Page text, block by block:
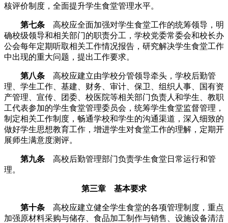
核评价制度，全面提升学生食堂管理水平。
第七条 高校应全面加强对学生食堂工作的统筹领导，明
确校级领导和相关部门的职责分工，学校党委常委会和校长办
公会每年定期听取相关工作情况报告，研究解决学生食堂工作
中出现的重大问题，提出工作要求。
第八条 高校应建立由学校分管领导牵头，学校后勤管
理、学生工作、基建、财务、审计、保卫、组织人事、国有资
产管理、宣传、团委、校医院等相关部门负责人和学生、教职
工代表参加的学生食堂管理委员会，统筹学生食堂监督管理，
制定相关工作制度，畅通学校和学生的沟通渠道，深入细致的
做好学生思想教育工作，增进学生对食堂工作的理解，定期开
展师生满意度测评。
第九条 高校后勤管理部门负责学生食堂日常运行和管
理。
第三章 基本要求
第十条 高校应建立健全学生食堂的各项管理制度，重点
加强原材料采购与储存、食品加工制作与销售、设施设备清洁